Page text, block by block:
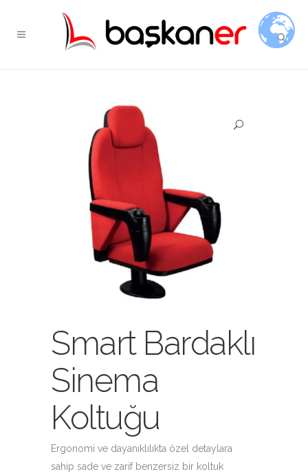
Smart Bardaklı
Sinema
Koltuğu
Ergonomi ve dayanıklılıkta özel detaylara
sahip sade ve zarif benzersiz bir koltuk